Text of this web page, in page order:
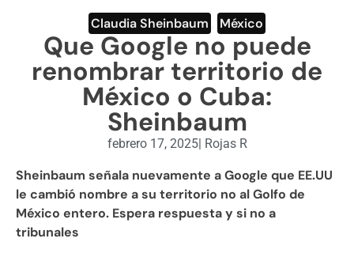
ENGLISH SECTION
VIDEOS
Claudia Sheinbaum México
Que Google no puede
renombrar territorio de
México o Cuba:
Sheinbaum
febrero 17, 2025| Rojas R
Sheinbaum señala nuevamente a Google que EE.UU
le cambió nombre a su territorio no al Golfo de
México entero. Espera respuesta y si no a
tribunales